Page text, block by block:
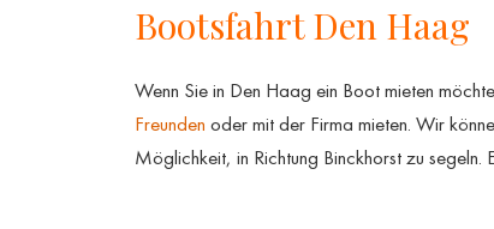
Bootsfahrt Den Haag
Wenn Sie in Den Haag ein Boot mieten
Freunden oder mit der Firma mieten. Wir
Möglichkeit, in Richtung Binckhorst zu segeln.